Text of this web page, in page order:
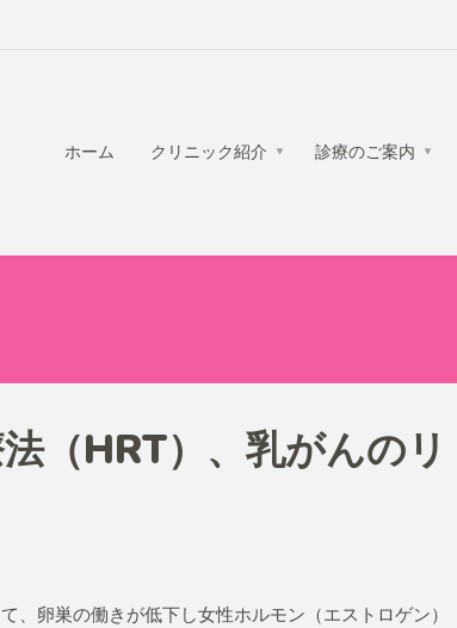
ホーム クリニック紹介 診療のご案内
（HRT）、乳がんのリ
、卵巣の働きが低下し女性ホルモン（エストロゲン）